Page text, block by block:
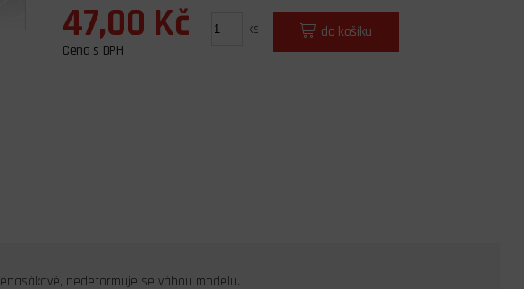
47,00 Kč
Cena s DPH
ks do košíku
nedeformuje se váhou modelu.